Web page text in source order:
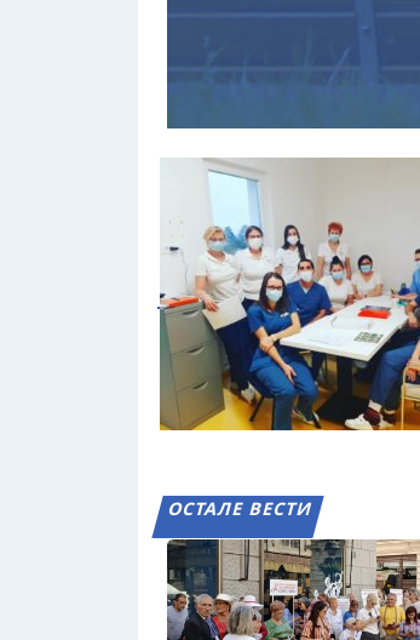
ОСТАЛЕ ВЕСТИ